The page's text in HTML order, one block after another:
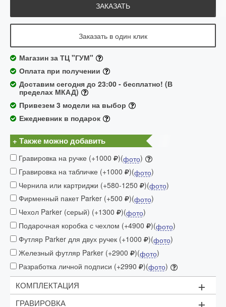
ЗАКАЗАТЬ
Заказать в один клик
Магазин за ТЦ "ГУМ"
Оплата при получении
Доставим сегодня до 23:00 - бесплатно! (В
пределах МКАД)
Привезем 3 модели на выбор
Ежедневник в подарок
+ Также можно добавить
Гравировка на ручке (+1000 )(фото)
Гравировка на табличке (+1000
)(фото)
Чернила или картриджи (+580-1250
)(фото)
Фирменный пакет Parker (+500
)(фото)
Чехол Parker (серый) (+1300
)(фото)
Подарочная коробка с чехлом (+4900
)(фото)
Футляр Parker для двух ручек (+1000
)(фото)
Железный футляр Parker (+2900
)(фото)
Разработка личной подписи (+2990
)(фото)
КОМПЛЕКТАЦИЯ +
ГРАВИРОВКА +